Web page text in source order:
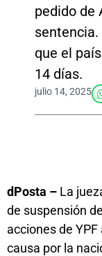
pedido de
que el
14 días.
julio 14, 2025
dPosta – La
de suspensión
acciones de
causa por la